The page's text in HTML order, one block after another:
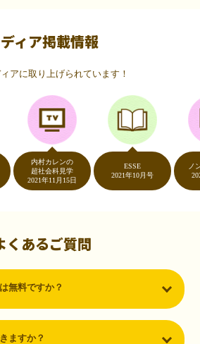
ネットショッピングが、モッピーでお得
）
ーをはじめました。空いた時間にスマホで買
ですが、モッピーを経由するだけでショップ
ポイントが二重で貯まることを知り、ビック
ッピングをモッピーを経由するだけでポイ
と早く教えてほしかった～！貯まったポイ
て、プチ贅沢を楽しんでます♪
ットカードを発行するだけでポイントが貯ま
クレジットカードの発行やアプリダウンロー
ィア掲載情報
アに取り上げられています！
内村カレンの
超社会科見学
2021年11月15日
2021年10月号
ノンスト
2020年
くあるご質問
無料ですか？
ますか？